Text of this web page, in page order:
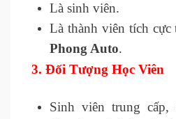
Là sinh viên.
Là thành viên tích cực
Phong Auto.
3. Đối Tượng Học Viên
Sinh viên trung cấp,